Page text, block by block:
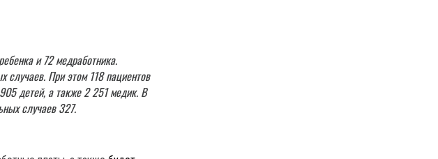
и 72 медработника.
случаев. При этом 118 пациентов
детей, а также 2 251 медик. В
случаев 327.